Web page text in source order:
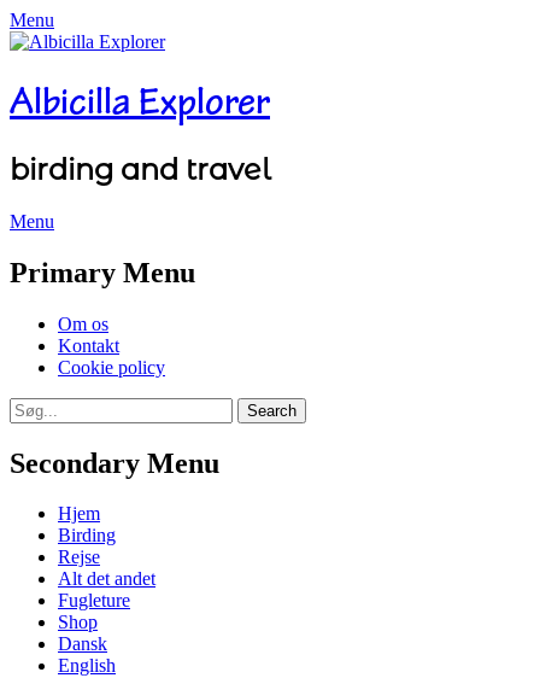
Menu
Albicilla Explorer
birding and travel
Menu
Primary Menu
Skip
content
Om os
Kontakt
Cookie policy
Search
Search
for:
Secondary Menu
Skip
content
Hjem
Birding
Rejse
Alt det andet
Fugleture
Shop
Dansk
English